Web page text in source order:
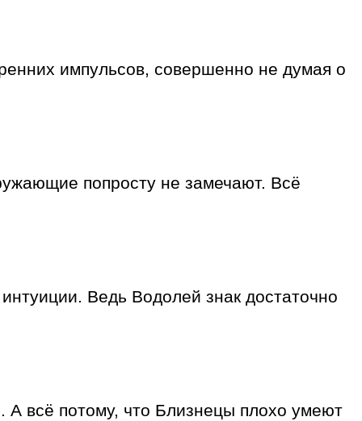
импульсов, совершенно не думая о
попросту не замечают. Всё
Ведь Водолей знак достаточно
А всё потому, что Близнецы плохо умеют